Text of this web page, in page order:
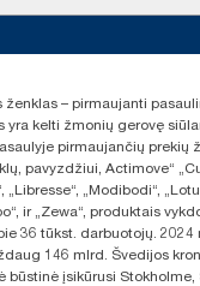
98
Lietuva
ženklas – pirmaujanti
yra kelti žmonių gerovę
pirmaujančių prekių
pavyzdžiui, Actimove“
„Libresse“, „Modibodi“,
ir „Zewa“, produktais
36 tūkst. darbuotojų.
146 mlrd. Švedijos
įsikūrusi Stokholme,